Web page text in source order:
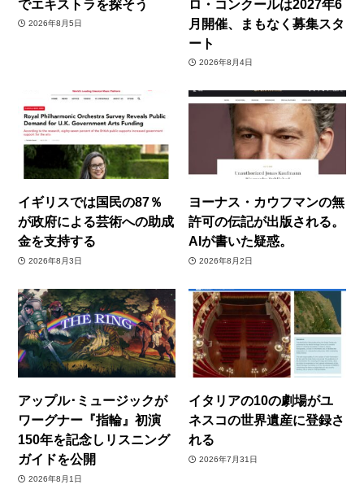
でエキストラを探そう
2026年8月5日
ロ・コンクールは2027年6
月開催、まもなく募集スタ
ート
2026年8月4日
イギリスでは国民の87％
が政府による芸術への助成
金を支持する
2026年8月3日
ヨーナス・カウフマンの無
許可の伝記が出版される。
AIが書いた疑惑。
2026年8月2日
アップル･ミュージックが
ワーグナー『指輪』初演
150年を記念しリスニング
ガイドを公開
2026年8月1日
イタリアの10の劇場がユ
ネスコの世界遺産に登録さ
れる
2026年7月31日